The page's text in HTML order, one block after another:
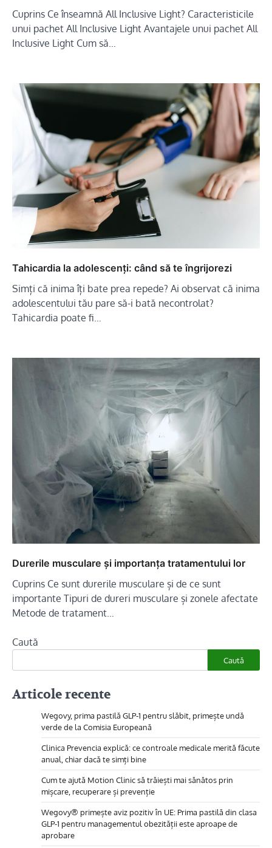
Cuprins Ce înseamnă All Inclusive Light? Caracteristicile
unui pachet All Inclusive Light Avantajele unui pachet All
Inclusive Light Cum să…
Tahicardia la adolescenți: când să te îngrijorezi
Simți că inima îți bate prea repede? Ai observat că inima
adolescentului tău pare să-i bată necontrolat?
Tahicardia poate fi…
Durerile musculare și importanța tratamentului lor
Cuprins Ce sunt durerile musculare și de ce sunt
importante Tipuri de dureri musculare și zonele afectate
Metode de tratament…
Caută
Caută
Articole recente
Wegovy, prima pastilă GLP-1 pentru slăbit, primește undă
verde de la Comisia Europeană
Clinica Prevencia explică: ce controale medicale merită făcute
anual, chiar dacă te simți bine
Cum te ajută Motion Clinic să trăiești mai sănătos prin
mișcare, recuperare și prevenție
Wegovy® primește aviz pozitiv în UE: Prima pastilă din clasa
GLP-1 pentru managementul obezității este aproape de
aprobare